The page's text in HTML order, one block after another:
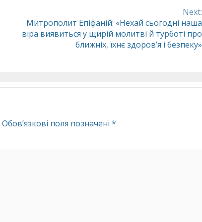
Next:
Митрополит Епіфаній: «Нехай сьогодні наша
віра виявиться у щирій молитві й турботі про
ближніх, їхнє здоров’я і безпеку»
Обов’язкові поля позначені *